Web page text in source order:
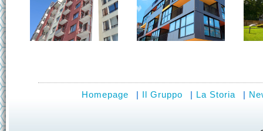
Homepage | Il Gruppo | La Storia |